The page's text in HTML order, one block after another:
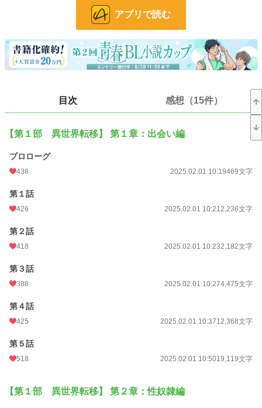
※上級者向けのプレイがあります。ご了承ください。また、この物語はフィクシ
ョンです。絶対に真似をしないでください。当方では一切の責任を負いかねま
小説 8,891 位 / 228,668 件
1,293
週間ポイント
月間ポイント
年間ポイント
累計ポイント
アプリで読む
目次 感想（15件）
【第１部 異世界転移】 第１章：出会い編
プロローグ
438 2025.02.01 10:19469文字
第１話
426 2025.02.01 10:212,236文字
第２話
418 2025.02.01 10:232,182文字
第３話
388 2025.02.01 10:274,475文字
第４話
425 2025.02.01 10:3712,368文字
第５話
518 2025.02.01 10:5019,119文字
【第１部 異世界転移】 第２章：性奴隷編